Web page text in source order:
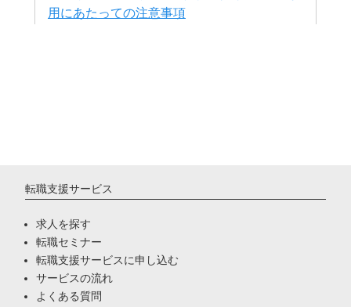
転職支援サービス
求人を探す
転職セミナー
転職支援サービスに申し込む
サービスの流れ
よくある質問